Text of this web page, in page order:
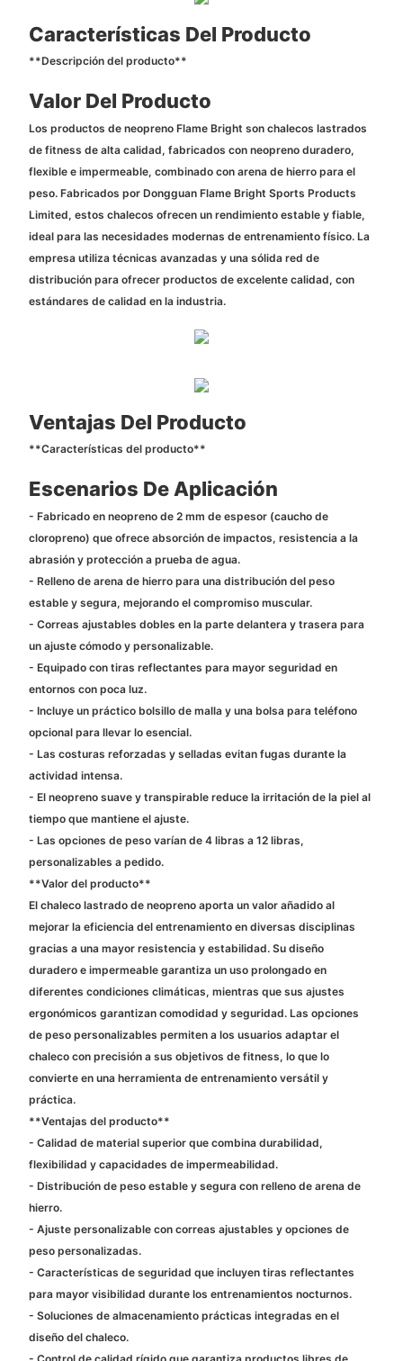
Características Del Producto
**Descripción del producto**
Valor Del Producto
Los productos de neopreno Flame Bright son chalecos lastrados
de fitness de alta calidad, fabricados con neopreno duradero,
flexible e impermeable, combinado con arena de hierro para el
peso. Fabricados por Dongguan Flame Bright Sports Products
Limited, estos chalecos ofrecen un rendimiento estable y fiable,
ideal para las necesidades modernas de entrenamiento físico. La
empresa utiliza técnicas avanzadas y una sólida red de
distribución para ofrecer productos de excelente calidad, con
estándares de calidad en la industria.
Ventajas Del Producto
**Características del producto**
Escenarios De Aplicación
- Fabricado en neopreno de 2 mm de espesor (caucho de
cloropreno) que ofrece absorción de impactos, resistencia a la
abrasión y protección a prueba de agua.
- Relleno de arena de hierro para una distribución del peso
estable y segura, mejorando el compromiso muscular.
- Correas ajustables dobles en la parte delantera y trasera para
un ajuste cómodo y personalizable.
- Equipado con tiras reflectantes para mayor seguridad en
entornos con poca luz.
- Incluye un práctico bolsillo de malla y una bolsa para teléfono
opcional para llevar lo esencial.
- Las costuras reforzadas y selladas evitan fugas durante la
actividad intensa.
- El neopreno suave y transpirable reduce la irritación de la piel al
tiempo que mantiene el ajuste.
- Las opciones de peso varían de 4 libras a 12 libras,
personalizables a pedido.
**Valor del producto**
El chaleco lastrado de neopreno aporta un valor añadido al
mejorar la eficiencia del entrenamiento en diversas disciplinas
gracias a una mayor resistencia y estabilidad. Su diseño
duradero e impermeable garantiza un uso prolongado en
diferentes condiciones climáticas, mientras que sus ajustes
ergonómicos garantizan comodidad y seguridad. Las opciones
de peso personalizables permiten a los usuarios adaptar el
chaleco con precisión a sus objetivos de fitness, lo que lo
convierte en una herramienta de entrenamiento versátil y
práctica.
**Ventajas del producto**
- Calidad de material superior que combina durabilidad,
flexibilidad y capacidades de impermeabilidad.
- Distribución de peso estable y segura con relleno de arena de
hierro.
- Ajuste personalizable con correas ajustables y opciones de
peso personalizadas.
- Características de seguridad que incluyen tiras reflectantes
para mayor visibilidad durante los entrenamientos nocturnos.
- Soluciones de almacenamiento prácticas integradas en el
diseño del chaleco.
- Control de calidad rígido que garantiza productos libres de